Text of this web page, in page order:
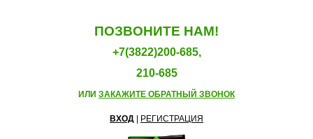
ПОЗВОНИТЕ НАМ!
+7(3822)200-685,
210-685
ИЛИ ЗАКАЖИТЕ ОБРАТНЫЙ ЗВОНОК
ВХОД РЕГИСТРАЦИЯ